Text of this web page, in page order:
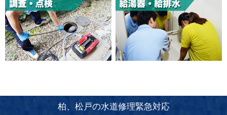
柏、松戸の水道修理緊急対応